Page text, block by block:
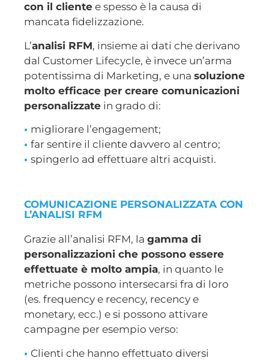
con il cliente e spesso è la causa di
mancata fidelizzazione.
L’analisi RFM, insieme ai dati che derivano
dal Customer Lifecycle, è invece un’arma
potentissima di Marketing, e una soluzione
molto efficace per creare comunicazioni
personalizzate in grado di:
• migliorare l’engagement;
• far sentire il cliente davvero al centro;
• spingerlo ad effettuare altri acquisti.
COMUNICAZIONE PERSONALIZZATA CON
L’ANALISI RFM
Grazie all’analisi RFM, la gamma di
personalizzazioni che possono essere
effettuate è molto ampia, in quanto le
metriche possono intersecarsi fra di loro
(es. frequency e recency, recency e
monetary, ecc.) e si possono attivare
campagne per esempio verso:
• Clienti che hanno effettuato diversi